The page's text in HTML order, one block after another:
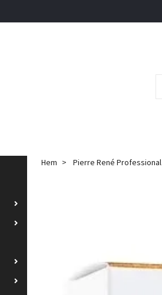
Hem Pierre René Professional